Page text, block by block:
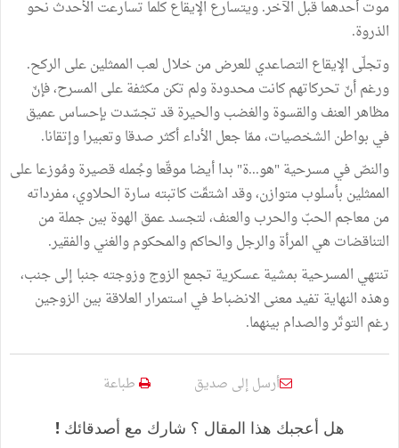
موت أحدهما قبل الآخر. ويتسارع الإيقاع كلما تسارعت الأحدث نحو
الذروة.
وتجلّى الإيقاع التصاعدي للعرض من خلال لعب الممثلين على الركح.
ورغم أنّ تحركاتهم كانت محدودة ولم تكن مكثفة على المسرح، فإنّ
مظاهر العنف والقسوة والغضب والحيرة قد تجسّدت بإحساس عميق
في بواطن الشخصيات، ممّا جعل الأداء أكثر صدقا وتعبيرا وإتقانا.
والنصّ في مسرحية "هو...ة" بدا أيضا موقّعا وجُمله قصيرة ومُوزعا على
الممثلين بأسلوب متوازن، وقد اشتقّت كاتبته سارة الحلاوي، مفرداته
من معاجم الحبّ والحرب والعنف، لتجسد عمق الهوة بين جملة من
التناقضات هي المرأة والرجل والحاكم والمحكوم والغني والفقير.
تنتهي المسرحية بمشية عسكرية تجمع الزوج وزوجته جنبا إلى جنب،
وهذه النهاية تفيد معنى الانضباط في استمرار العلاقة بين الزوجين
رغم التوتّر والصدام بينهما.
أرسل إلى صديق طباعة
هل أعجبك هذا المقال ؟ شارك مع أصدقائك !